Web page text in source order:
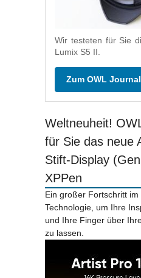
Wir testeten für Sie
Lumix S5 II.
Zum OWL
Weltneuheit!
für Sie das neue
Stift-Display
XPPen
Ein großer Fortschritt im
Technologie, um Ihre
und Ihre Finger über
zu lassen.